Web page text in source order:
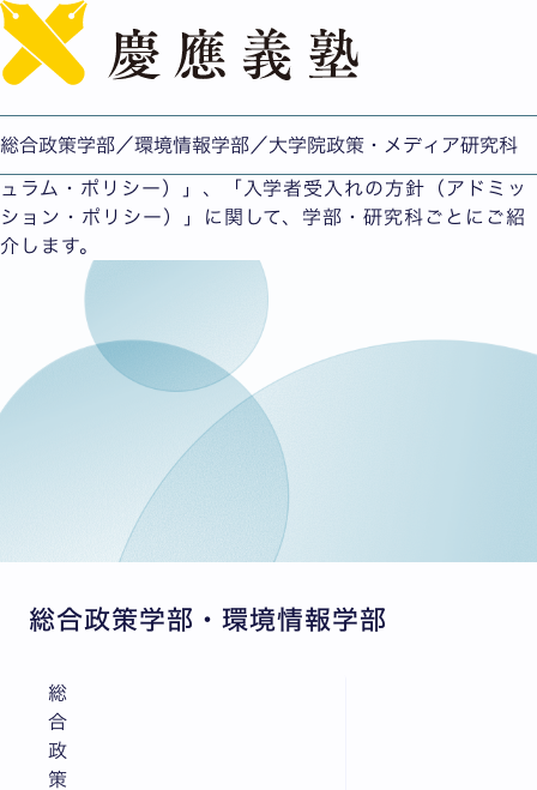
総合政策学部／環境情報学部／大学院政策・メディア研究科
3つのポリシー
マ・ポリシー）」、「教育課程編成・実施の方針（カリキ
ュラム・ポリシー）」、「入学者受入れの方針（アドミッ
ション・ポリシー）」に関して、学部・研究科ごとにご紹
介します。
総合政策学部・環境情報学部
総
合
政
策